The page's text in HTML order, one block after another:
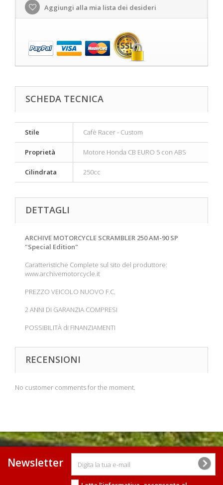
Aggiungi alla mia lista dei desideri
SCHEDA TECNICA
Stile Cafè Racer - Custom
Proprietà Motore Honda CB EURO 5 con ABS
Cilindrata 250cc
DETTAGLI
ARCHIVE MOTORCYCLE SCRAMBLER 250 AM-90 SP
"Special Edition"
Caratteristiche Complete sul sito del produttore:
www.archivemotorcycle.it
PREZZO VEICOLO NUOVO F.C.
2 ANNI DI GARANZIA COMPRESI
POSSIBILITÀ di FINANZIAMENTI
RECENSIONI
No customer comments for the moment.
Newsletter